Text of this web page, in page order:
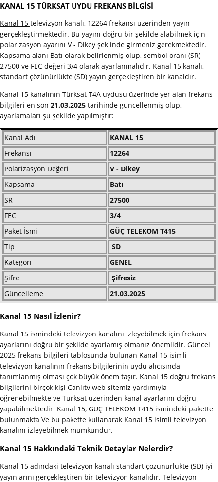
KANAL 15 TÜRKSAT UYDU FREKANS BİLGİSİ
Kanal 15 televizyon kanalı, 12264 frekansı üzerinden yayın
gerçekleştirmektedir. Bu yayını doğru bir şekilde alabilmek için
polarizasyon ayarını V - Dikey şeklinde girmeniz gerekmektedir.
Kapsama alanı Batı olarak belirlenmiş olup, sembol oranı (SR)
27500 ve FEC değeri 3/4 olarak ayarlanmalıdır. Kanal 15 kanalı,
standart çözünürlükte (SD) yayın gerçekleştiren bir kanaldır.
Kanal 15 kanalının Türksat T4A uydusu üzerinde yer alan frekans
bilgileri en son 21.03.2025 tarihinde güncellenmiş olup,
ayarlamaları şu şekilde yapılmıştır:
Kanal Adı
KANAL 15
Frekansı
12264
Polarizasyon Değeri
V - Dikey
Kapsama
Batı
SR
27500
FEC
3/4
Paket İsmi
GÜÇ TELEKOM T415
Tip
SD
Kategori
GENEL
Şifre
Şifresiz
Güncelleme
21.03.2025
Kanal 15 Nasıl İzlenir?
Kanal 15 ismindeki televizyon kanalını izleyebilmek için frekans
ayarlarını doğru bir şekilde ayarlamış olmanız önemlidir. Güncel
2025 frekans bilgileri tablosunda bulunan Kanal 15 isimli
televizyon kanalının frekans bilgilerinin uydu alıcısında
tanımlanmış olması çok büyük önem taşır. Kanal 15 doğru frekans
bilgilerini birçok kişi Canlıtv web sitemiz yardımıyla
öğrenebilmekte ve Türksat üzerinden kanal ayarlarını doğru
yapabilmektedir. Kanal 15, GÜÇ TELEKOM T415 ismindeki pakette
bulunmakta Ve bu pakette kullanarak Kanal 15 isimli televizyon
kanalını izleyebilmek mümkündür.
Kanal 15 Hakkındaki Teknik Detaylar Nelerdir?
Kanal 15 adındaki televizyon kanalı standart çözünürlükte (SD) iyi
yayınlarını gerçekleştiren bir televizyon kanalıdır. Televizyon